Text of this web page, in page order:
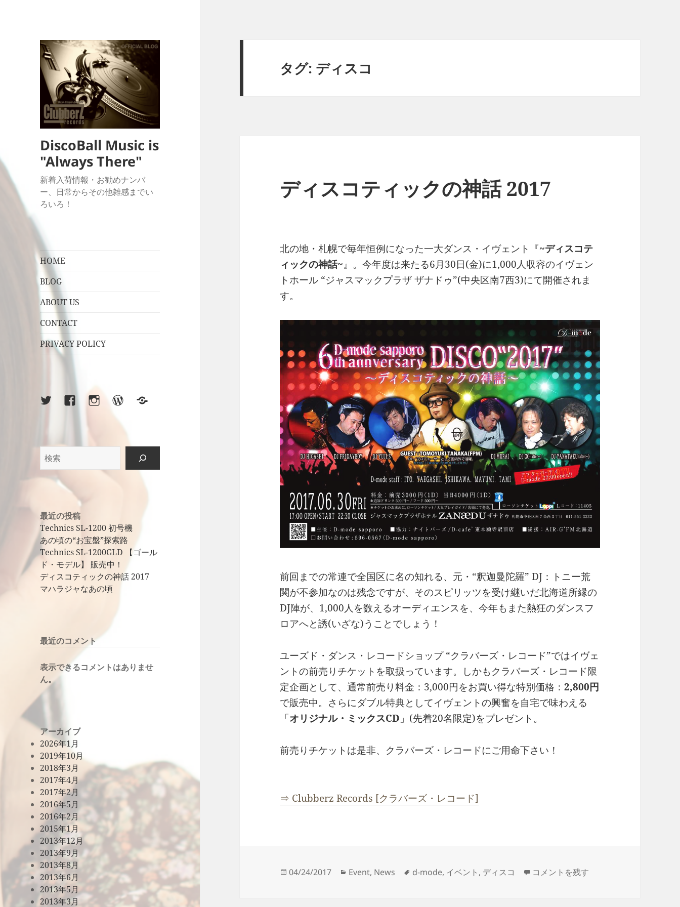
DiscoBall Music is
"Always There"
新着入荷情報・お勧めナンバ
ー、日常からその他雑感までい
ろいろ！
HOME
BLOG
ABOUT US
CONTACT
PRIVACY POLICY
X FacebookInstagramWordPress
Sub-
検
索
最近の投稿
Technics SL-1200 初号機
あの頃の“お宝盤”探索路
Technics SL-1200GLD 【ゴール
ド・モデル】 販売中！
ディスコティックの神話 2017
マハラジャなあの頃
最近のコメント
表示できるコメントはありませ
ん。
アーカイブ
2026年1月
2019年10月
2018年3月
2017年4月
2017年2月
2016年5月
2016年2月
2015年1月
2013年12月
2013年9月
2013年8月
2013年6月
2013年5月
2013年3月
タグ: ディスコ
ディスコティックの神話 2017
北の地・札幌で毎年恒例になった一大ダンス・イヴェント『~ディスコテ
ィックの神話~』。今年度は来たる6月30日(金)に1,000人収容のイヴェン
トホール “ジャスマックプラザ ザナドゥ”(中央区南7西3)にて開催されま
す。
前回までの常連で全国区に名の知れる、元・“釈迦曼陀羅” DJ：トニー荒
関が不参加なのは残念ですが、そのスピリッツを受け継いだ北海道所縁の
DJ陣が、1,000人を数えるオーディエンスを、今年もまた熱狂のダンスフ
ロアへと誘(いざな)うことでしょう！
ユーズド・ダンス・レコードショップ “クラバーズ・レコード”ではイヴェ
ントの前売りチケットを取扱っています。しかもクラバーズ・レコード限
定企画として、通常前売り料金：3,000円をお買い得な特別価格：2,800円
で販売中。さらにダブル特典としてイヴェントの興奮を自宅で味わえる
「オリジナル・ミックスCD 」(先着20名限定)をプレゼント。
前売りチケットは是非、クラバーズ・レコードにご用命下さい！
⇒ Clubberz Records [クラバーズ・レコード]
投
04/24/2017
カ
Event, News
タ
d-mode, イベント , ディスコ ディスコティックの神話 2017 に
コメントを残す